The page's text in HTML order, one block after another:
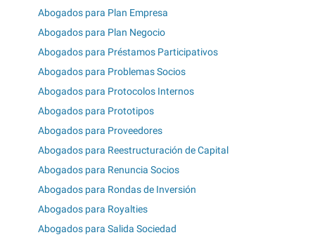
Abogados para Plan Empresa
Abogados para Plan Negocio
Abogados para Préstamos Participativos
Abogados para Problemas Socios
Abogados para Protocolos Internos
Abogados para Prototipos
Abogados para Proveedores
Abogados para Reestructuración de Capital
Abogados para Renuncia Socios
Abogados para Rondas de Inversión
Abogados para Royalties
Abogados para Salida Sociedad